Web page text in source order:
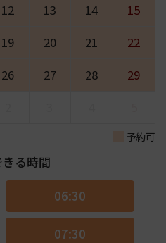
12 13 14
15
19 20 21
22
26 27 28
29
予約可
る時間
06:30
07:30